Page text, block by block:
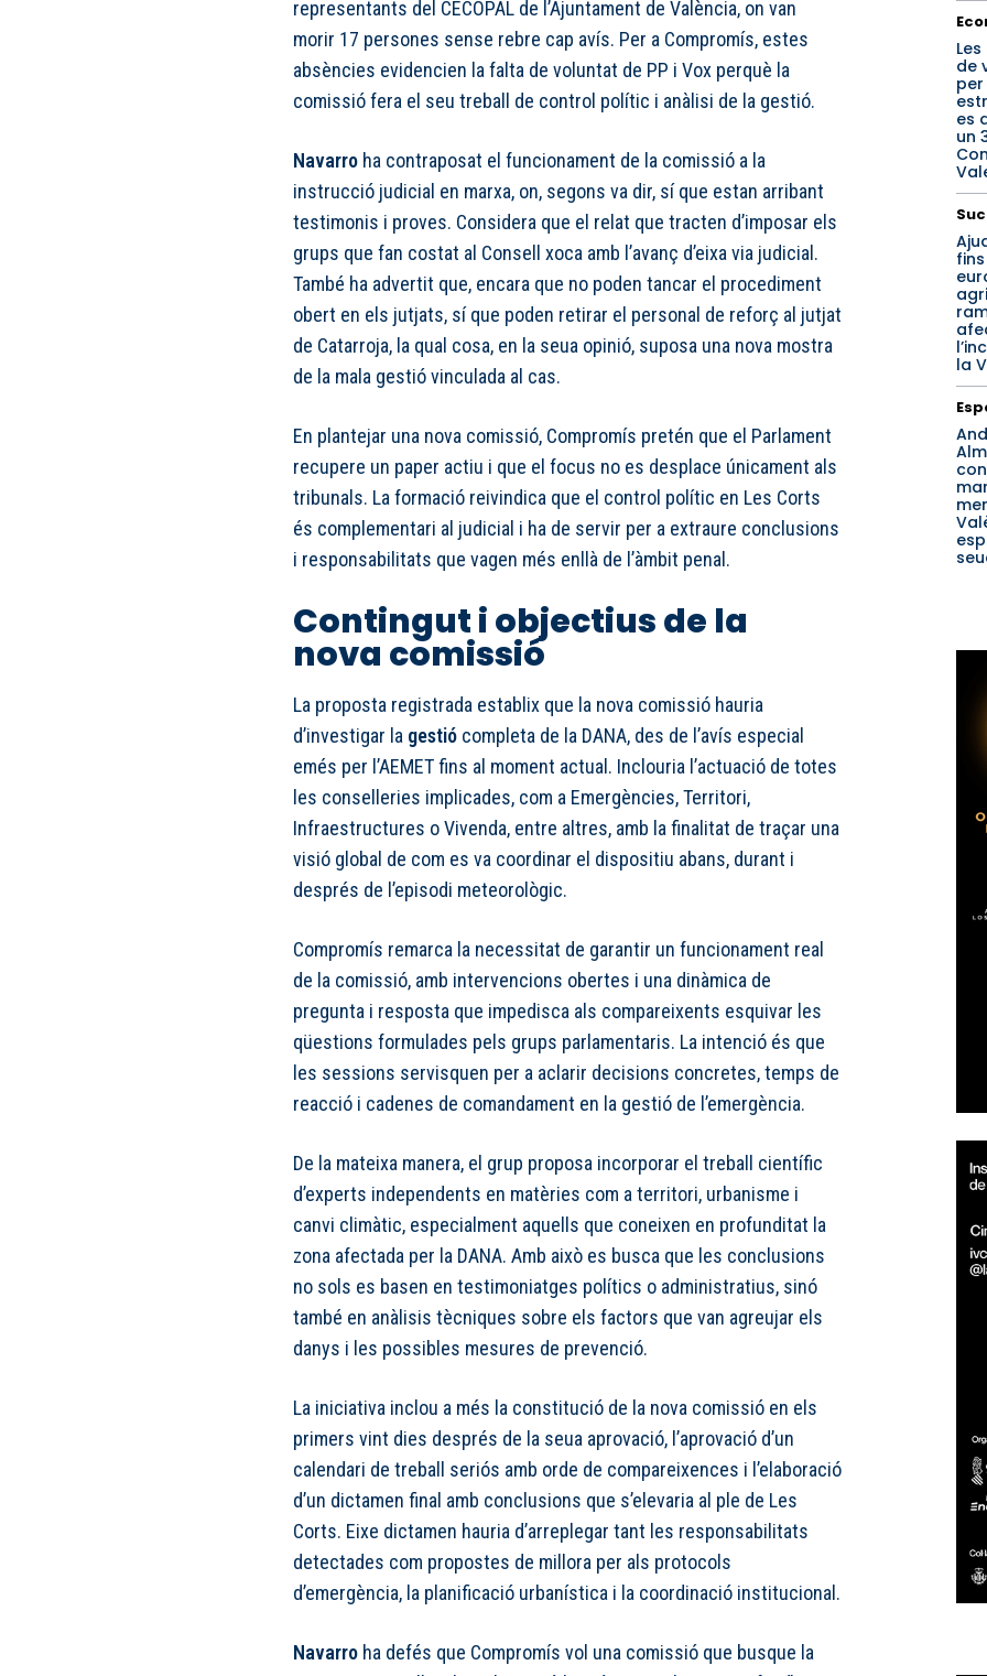
representants del CECOPAL de l’Ajuntament de València, on van
morir 17 persones sense rebre cap avís. Per a Compromís, estes
absències evidencien la falta de voluntat de PP i Vox perquè la
comissió fera el seu treball de control polític i anàlisi de la gestió.
Navarro ha contraposat el funcionament de la comissió a la
instrucció judicial en marxa, on, segons va dir, sí que estan arribant
testimonis i proves. Considera que el relat que tracten d’imposar els
grups que fan costat al Consell xoca amb l’avanç d’eixa via judicial.
També ha advertit que, encara que no poden tancar el procediment
obert en els jutjats, sí que poden retirar el personal de reforç al jutjat
de Catarroja, la qual cosa, en la seua opinió, suposa una nova mostra
de la mala gestió vinculada al cas.
En plantejar una nova comissió, Compromís pretén que el Parlament
recupere un paper actiu i que el focus no es desplace únicament als
tribunals. La formació reivindica que el control polític en Les Corts
és complementari al judicial i ha de servir per a extraure conclusions
i responsabilitats que vagen més enllà de l’àmbit penal.
Contingut i objectius de la
nova comissió
La proposta registrada establix que la nova comissió hauria
d’investigar la gestió completa de la DANA, des de l’avís especial
emés per l’AEMET fins al moment actual. Inclouria l’actuació de totes
les conselleries implicades, com a Emergències, Territori,
Infraestructures o Vivenda, entre altres, amb la finalitat de traçar una
visió global de com es va coordinar el dispositiu abans, durant i
després de l’episodi meteorològic.
Compromís remarca la necessitat de garantir un funcionament real
de la comissió, amb intervencions obertes i una dinàmica de
pregunta i resposta que impedisca als compareixents esquivar les
qüestions formulades pels grups parlamentaris. La intenció és que
les sessions servisquen per a aclarir decisions concretes, temps de
reacció i cadenes de comandament en la gestió de l’emergència.
De la mateixa manera, el grup proposa incorporar el treball científic
d’experts independents en matèries com a territori, urbanisme i
canvi climàtic, especialment aquells que coneixen en profunditat la
zona afectada per la DANA. Amb això es busca que les conclusions
no sols es basen en testimoniatges polítics o administratius, sinó
també en anàlisis tècniques sobre els factors que van agreujar els
danys i les possibles mesures de prevenció.
La iniciativa inclou a més la constitució de la nova comissió en els
primers vint dies després de la seua aprovació, l’aprovació d’un
calendari de treball seriós amb orde de compareixences i l’elaboració
d’un dictamen final amb conclusions que s’elevaria al ple de Les
Corts. Eixe dictamen hauria d’arreplegar tant les responsabilitats
detectades com propostes de millora per als protocols
d’emergència, la planificació urbanística i la coordinació institucional.
Navarro ha defés que Compromís vol una comissió que busque la
de
per
es
un
la